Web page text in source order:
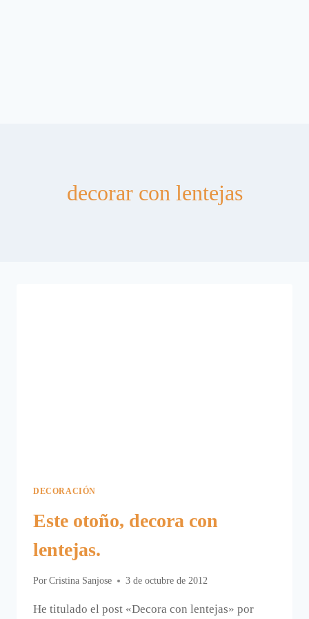
decorar con lentejas
DECORACIÓN
Este otoño, decora con
lentejas.
Por Cristina Sanjose 3 de octubre de 2012
He titulado el post «Decora con lentejas» por